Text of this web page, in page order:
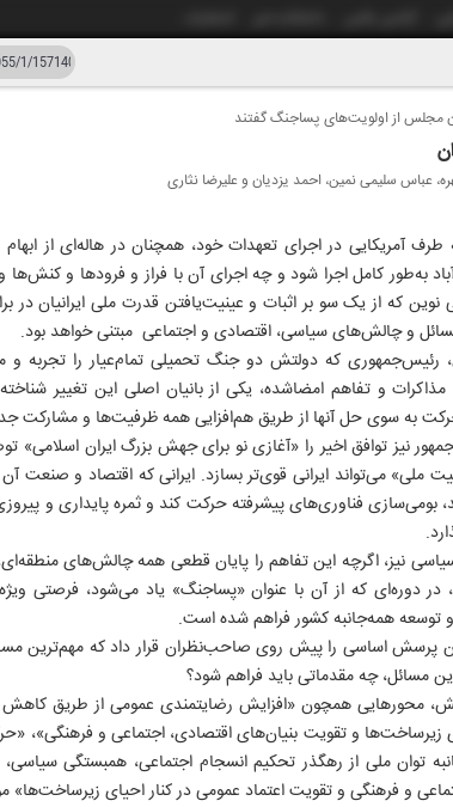
دستیار هوش مصنوعی نسخه قدیمی
مجلس از اولویت‌های پساجنگ گفتند
عباس سلیمی نمین، احمد یزدیان و علیرضا نثاری
طرف آمریکایی در اجرای تعهدات خود، همچنان در هاله‌ای از
به‌طور کامل اجرا شود و چه اجرای آن با فراز و فرودها و
که از یک سو بر اثبات و عینیت‌یافتن قدرت ملی ایرانیان در
و چالش‌های سیاسی، اقتصادی و اجتماعی مبتنی خواهد بود.
رئیس‌جمهوری که دولتش دو جنگ تحمیلی تمام‌عیار را تجربه و
و تفاهم امضاشده، یکی از بانیان اصلی این تغییر
به سوی حل آنها از طریق هم‌افزایی همه ظرفیت‌ها و مشارکت
نیز توافق اخیر را «آغازی نو برای جهش بزرگ ایران
می‌تواند ایرانی قوی‌تر بسازد. ایرانی که اقتصاد و صنعت آن
بومی‌سازی فناوری‌های پیشرفته حرکت کند و ثمره پایداری و
نیز، اگرچه این تفاهم را پایان قطعی همه چالش‌های منطقه‌ای،
دوره‌ای که از آن با عنوان «پساجنگ» یاد می‌شود، فرصتی
توسعه همه‌جانبه کشور فراهم شده است.
پرسش اساسی را پیش روی صاحب‌نظران قرار داد که مهم‌ترین
مسائل، چه مقدماتی باید فراهم شود؟
محورهایی همچون «افزایش رضایتمندی عمومی از طریق کاهش
زیرساخت‌ها و تقویت بنیان‌های اقتصادی، اجتماعی و فرهنگی»،
توان ملی از رهگذر تحکیم انسجام اجتماعی، همبستگی
و فرهنگی و تقویت اعتماد عمومی در کنار احیای زیرساخت‌ها»
و پنجاه و پنج